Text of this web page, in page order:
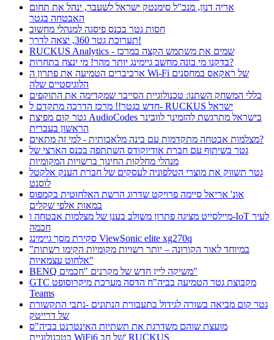
אריה דנון, מנכ"ל סימנטק ישראל לשעבר, ינהל את תחום
האבטחה בגטר
חסות גטר בכנס פיסגה למנהלי מחשוב
תערוכת גטר 360, יצאה לדרך!
RUCKUS Analytics - שמים את משתמש הקצה במרכז
בדקנו מי בונה מחשב גיימינג יותר מהר! מי ינצח בתחרות?
ארכיברים הטמיעה את פתרון ה Wi-Fi של ראקאס במחסנים
הלוגיסטיים שלה
כללי המשחק השתנו: טכנולוגיית הסייבר שמקדימה את התוקפים
חדש בגטר!! מרכז הדרכה מתקדם ל- RUCKUS ישראל
גטר קום מפיצת AudioCodes בישראל מתרגשת להזמינך לוובינר
הראשון בעברית
מצלמות אבטחה מתקדמות עם בינה מלאכותית - למי זה מתאים?
גטר בשיתוף עם חברת אודיוקודס השתתפה בכנס הארצי של
מנהלי מחלקות החינוך ברשויות המקומיות
גטר תשווק את מוצרי הטלפוניה לעסקים של חברת הענק אלקטל
לוסנט
אונ' אריאל סיימה פרויקט שדרוג הרשת האלחוטית בקמפוס
במאות אלפי שקלים
מיילסייט מציגה פתרון משולב בענן של מצלמות אבטחה ו-IoT לעיר
חכמה
סקירת מסך גיימינג ViewSonic elite xg270q
"במיוחד לאור הקורונה – יותר רשויות מקומיות הקימו רשתות
אלחוט עצמאיות"
BENQ משיקה ליין חדש של מקרנים "חכמים"
GTC מקבוצת גטר הטמיעה בביה"ח הדסה מערכת מיקרוסופט
Teams
גטר קום מביאה בשורה לגידול בתעבורת הנתונים -נתבי התקשורת
של דרייטק
מועצת שוהם משדרגת את תשתיות האינטרנט בביה"ס
בטכנולוגיית WiFi6 של חב' RUCKUS